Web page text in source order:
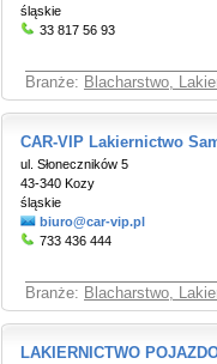
śląskie
33 817 56 93
Branże: Blacharstwo,
CAR-VIP Lakiernictwo
ul. Słoneczników 5
43-340 Kozy
śląskie
biuro@car-vip.pl
733 436 444
Branże: Blacharstwo,
LAKIERNICTWO